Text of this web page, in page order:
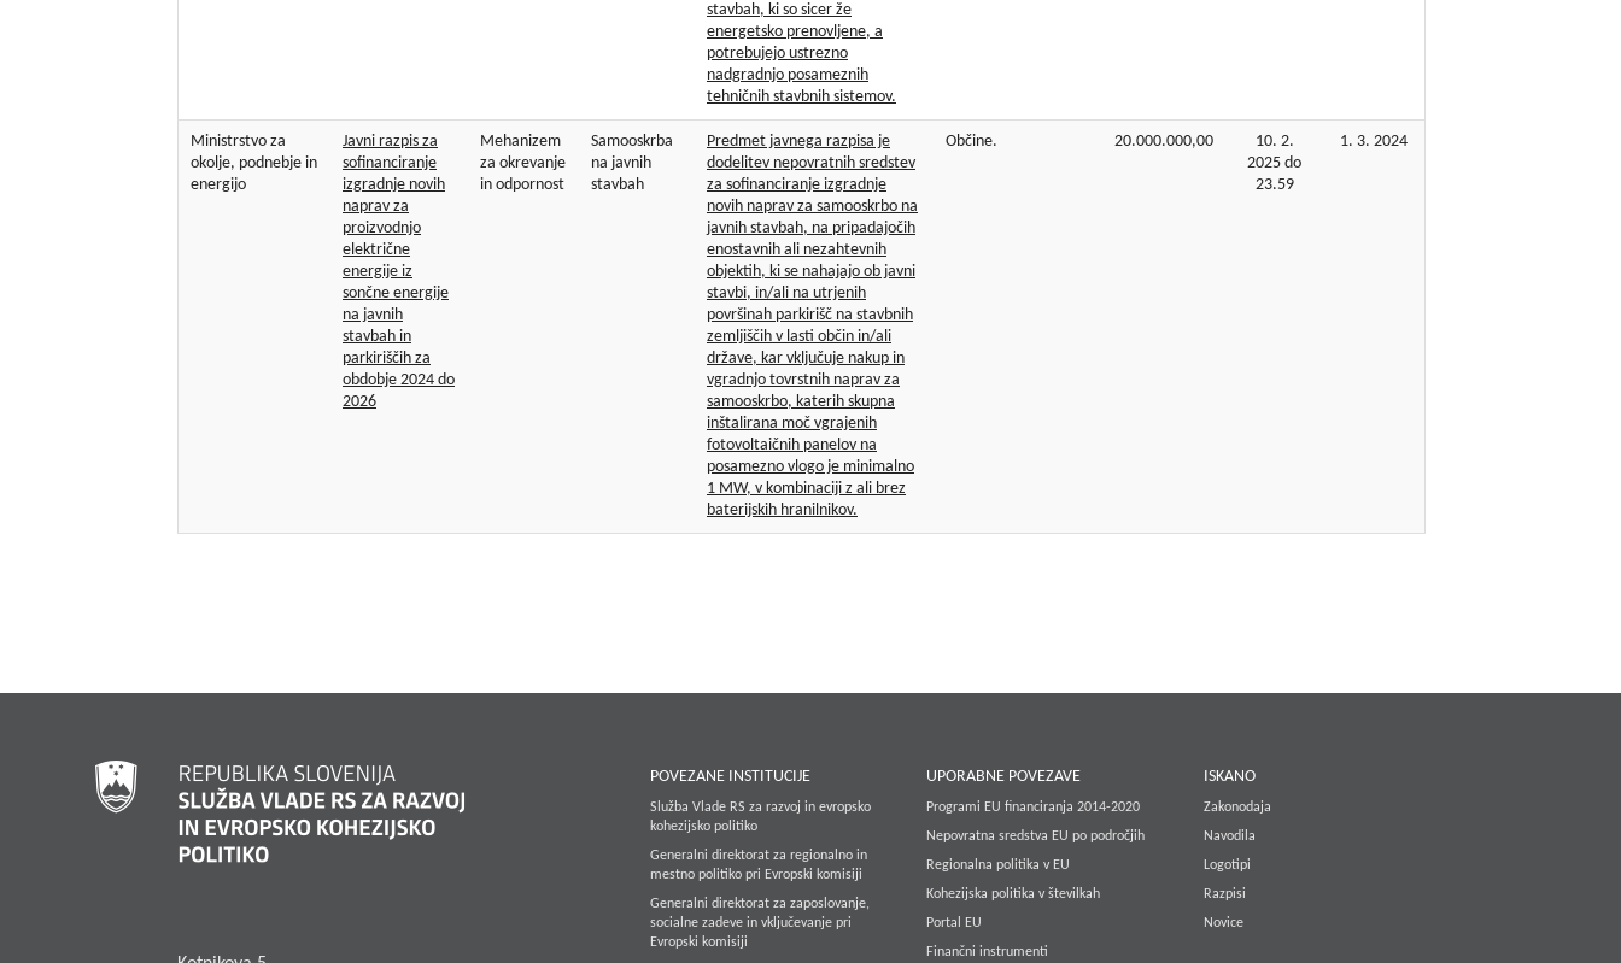
stavbah, ki so sicer že
energetsko prenovljene, a
potrebujejo ustrezno
nadgradnjo posameznih
tehničnih stavbnih sistemov.
Ministrstvo za
okolje, podnebje in
energijo
Javni razpis za
sofinanciranje
izgradnje novih
naprav za
proizvodnjo
električne
energije iz
sončne energije
na javnih
stavbah in
parkiriščih za
obdobje 2024 do
2026
Mehanizem
za okrevanje
in odpornost
Samooskrba
na javnih
stavbah
Predmet javnega razpisa je
dodelitev nepovratnih sredstev
za sofinanciranje izgradnje
novih naprav za samooskrbo na
javnih stavbah, na pripadajočih
enostavnih ali nezahtevnih
objektih, ki se nahajajo ob javni
stavbi, in/ali na utrjenih
površinah parkirišč na stavbnih
zemljiščih v lasti občin in/ali
države, kar vključuje nakup in
vgradnjo tovrstnih naprav za
samooskrbo, katerih skupna
inštalirana moč vgrajenih
fotovoltaičnih panelov na
posamezno vlogo je minimalno
1 MW, v kombinaciji z ali brez
baterijskih hranilnikov.
Občine. 20.000.000,00
10. 2.
2025 do
23.59
1. 3. 2024
POVEZANE INSTITUCIJE
Služba Vlade RS za razvoj in evropsko
kohezijsko politiko
Generalni direktorat za regionalno in
mestno politiko pri Evropski komisiji
Generalni direktorat za zaposlovanje,
socialne zadeve in vključevanje pri
Evropski komisiji
UPORABNE POVEZAVE
Programi EU financiranja 2014-2020
Nepovratna sredstva EU po področjih
Regionalna politika v EU
Kohezijska politika v številkah
Portal EU
Finančni instrumenti
ISKANO
Zakonodaja
Navodila
Logotipi
Razpisi
Novice